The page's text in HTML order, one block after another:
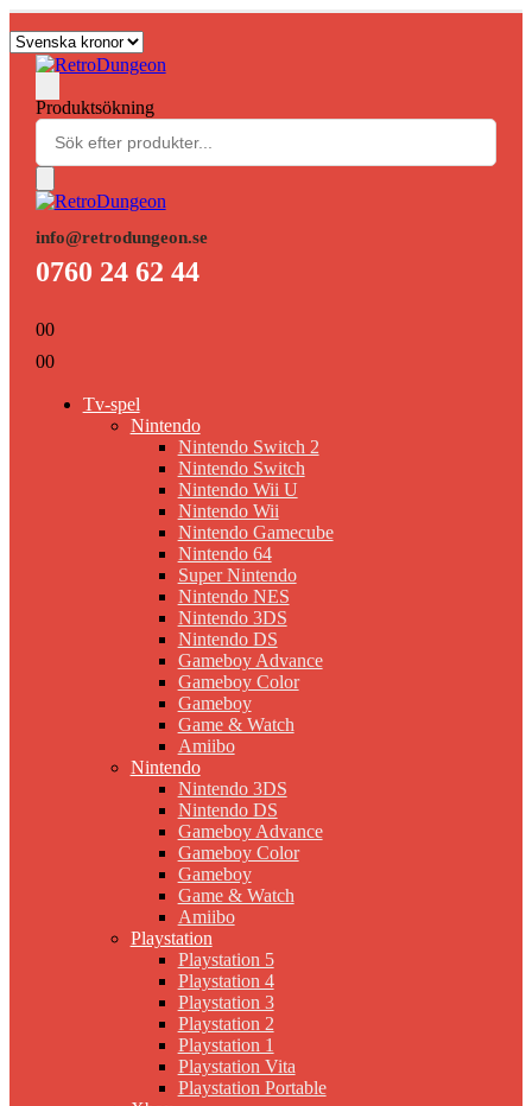
Produktsökning
info@retrodungeon.se
0760 24 62 44
00
00
Tv-spel
Nintendo
Nintendo Switch 2
Nintendo Switch
Nintendo Wii U
Nintendo Wii
Nintendo Gamecube
Nintendo 64
Super Nintendo
Nintendo NES
Nintendo 3DS
Nintendo DS
Gameboy Advance
Gameboy Color
Gameboy
Game & Watch
Amiibo
Nintendo
Nintendo 3DS
Nintendo DS
Gameboy Advance
Gameboy Color
Gameboy
Game & Watch
Amiibo
Playstation
Playstation 5
Playstation 4
Playstation 3
Playstation 2
Playstation 1
Playstation Vita
Playstation Portable